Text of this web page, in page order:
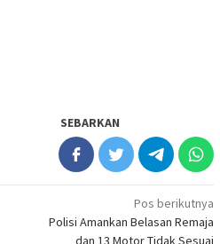
SEBARKAN
Pos berikutnya
Polisi Amankan Belasan Remaja
dan 13 Motor Tidak Sesuai